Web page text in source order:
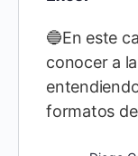
🔵En este
conocer a
formatos